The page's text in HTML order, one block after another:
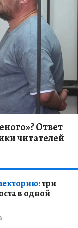
Ответ
читателей
три
в одной